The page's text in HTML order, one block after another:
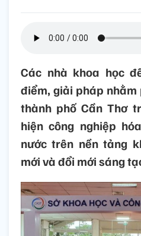
Các nhà khoa học
điểm, giải pháp
thành phố Cần Thơ
hiện công nghiệp
nước trên nền tảng
mới và đổi mới sáng